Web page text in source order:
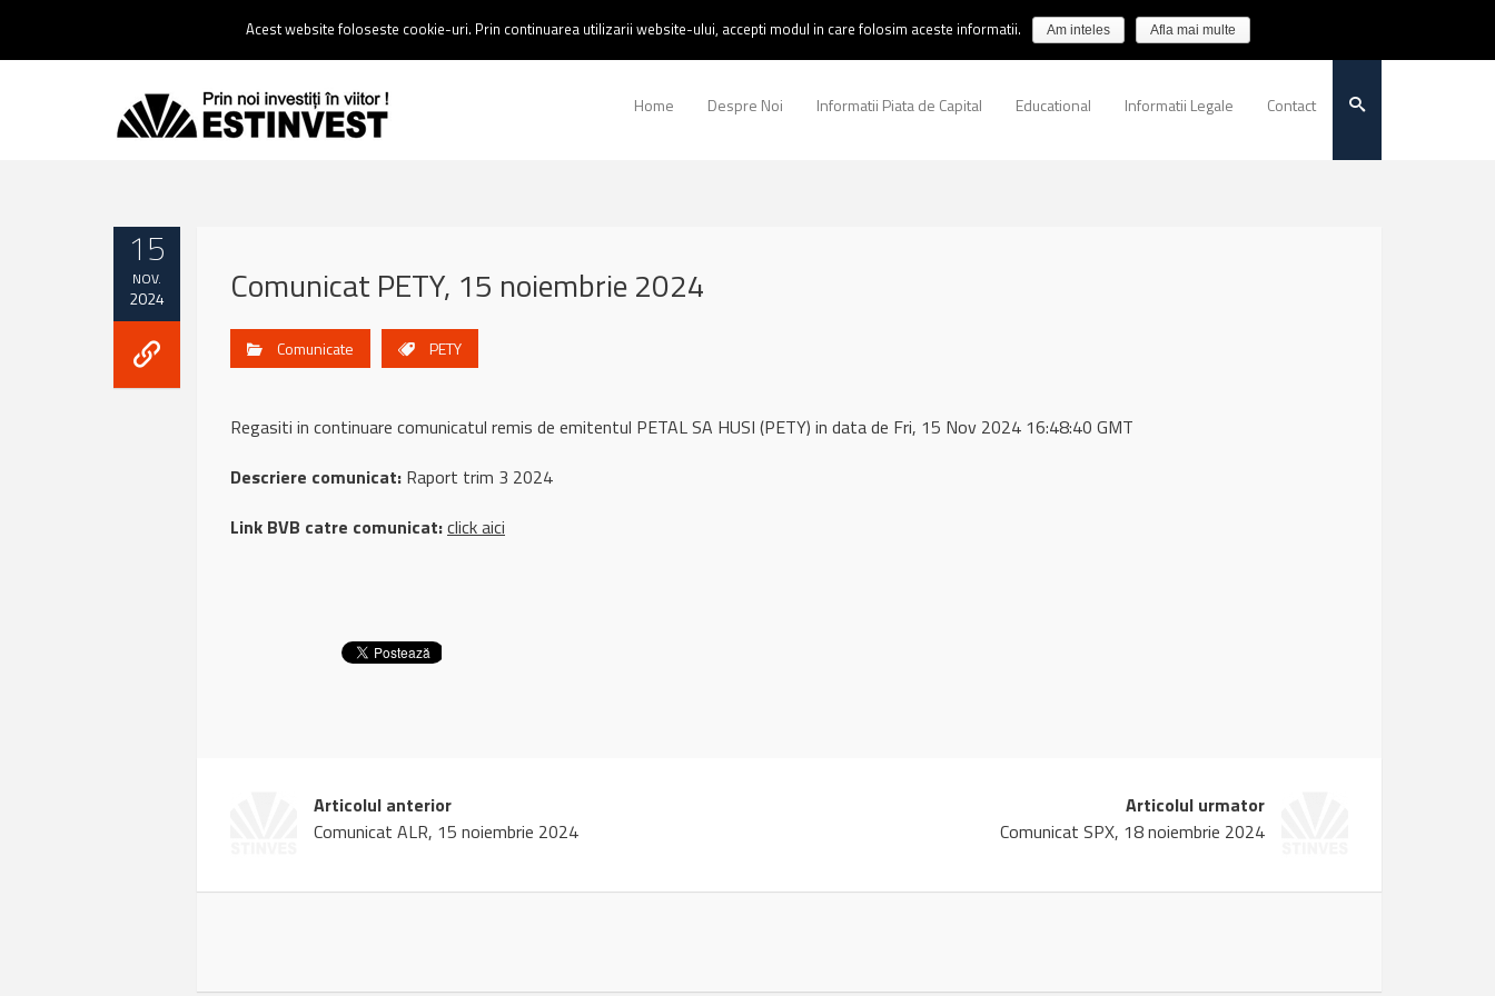
0237 238 900 |Email :contact@estinvest.ro
Home Despre Noi Informatii Piata de Capital Educational Informatii Legale Contact
15
NOV.
2024 Comunicat PETY, 15 noiembrie 2024
Comunicate PETY
Regasiti in continuare comunicatul remis de emitentul PETAL SA HUSI (PETY) in data de Fri, 15 Nov 2024 16:48:40 GMT
Descriere comunicat: Raport trim 3 2024
Link BVB catre comunicat:click aici
Articolul anterior
Comunicat ALR, 15 noiembrie 2024
Articolul urmator
Comunicat SPX, 18 noiembrie 2024
Acest website foloseste cookie-uri. Prin continuarea utilizarii website-ului, accepti modul in care folosim aceste informatii. Am inteles Afla mai multe